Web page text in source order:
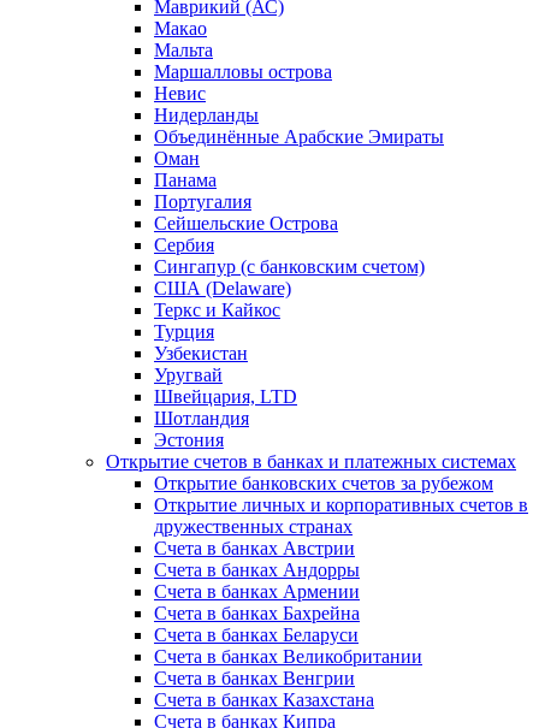
Маврикий (АС)
Макао
Мальта
Маршалловы острова
Нeвис
Нидерланды
Объединённые Арабские Эмираты
Оман
Панама
Португалия
Сейшельские Острова
Сербия
Сингапур (c банковским счетом)
США (Delaware)
Теркс и Кайкос
Турция
Узбекистан
Уругвай
Швейцария, LTD
Шотландия
Эстония
Открытие счетов в банках и платежных системах
Открытие банковских счетов за рубежом
Открытие личных и корпоративных счетов в
дружественных странах
Счета в банках Австрии
Счета в банках Андорры
Счета в банках Армении
Счета в банках Бахрейна
Счета в банках Беларуси
Счета в банках Великобритании
Счета в банках Венгрии
Счета в банках Казахстана
Счета в банках Кипра